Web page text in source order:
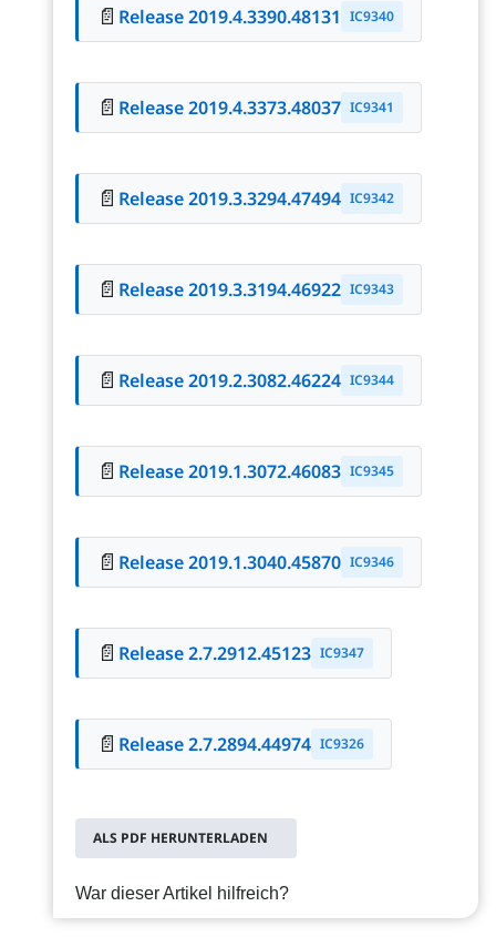
📄 Release 2019.4.3390.48131 IC9340
📄 Release 2019.4.3373.48037 IC9341
📄 Release 2019.3.3294.47494 IC9342
📄 Release 2019.3.3194.46922 IC9343
📄 Release 2019.2.3082.46224 IC9344
📄 Release 2019.1.3072.46083 IC9345
📄 Release 2019.1.3040.45870 IC9346
📄 Release 2.7.2912.45123 IC9347
📄 Release 2.7.2894.44974 IC9326
ALS PDF HERUNTERLADEN
War dieser Artikel hilfreich?